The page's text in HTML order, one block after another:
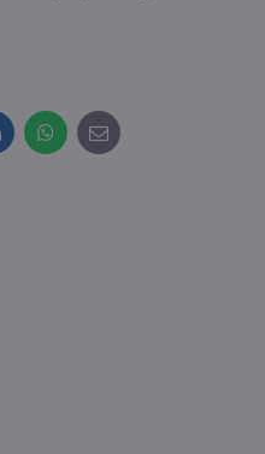
WhatsApp
E-
mail